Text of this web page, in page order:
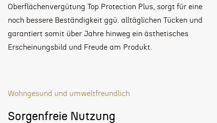
Oberflächenvergütung Top Protection Plus, sorgt für eine
noch bessere Beständigkeit ggü. alltäglichen Tücken und
garantiert somit über Jahre hinweg ein ästhetisches
Erscheinungsbild und Freude am Produkt.
Wohngesund und umweltfreundlich
Sorgenfreie Nutzung